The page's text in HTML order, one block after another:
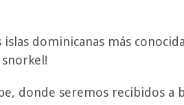
dominicanas más
donde seremos recibidos a